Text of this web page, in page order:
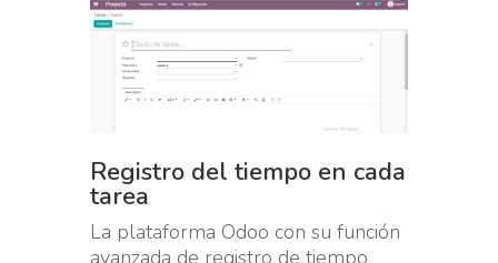
Registro del tiempo en cada
tarea
La plataforma Odoo con su función
avanzada de registro de tiempo